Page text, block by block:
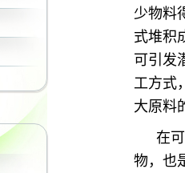
少物料
式堆积
可引发
工方式
大原料
在
物，也